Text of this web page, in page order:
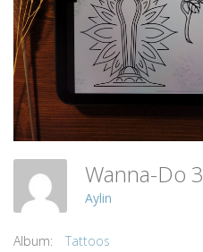
Wanna-Do 3
Aylin
Album:
Tattoos